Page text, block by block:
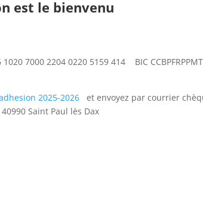
est le bienvenu
7000 2204 0220 5159 414 BIC
2025-2026 et envoyez par courrier
Saint Paul lès Dax